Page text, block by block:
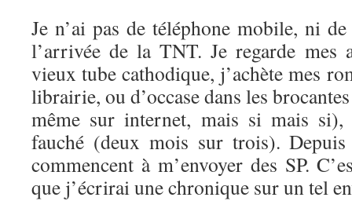
Je n’ai pas de téléphone mobile, ni
l’arrivée de la TNT. Je regarde
vieux tube cathodique, j’achète mes
librairie, ou d’occase dans les
même sur internet, mais si mais
fauché (deux mois sur trois).
commencent à m’envoyer des SP.
que j’écrirai une chronique sur un tel